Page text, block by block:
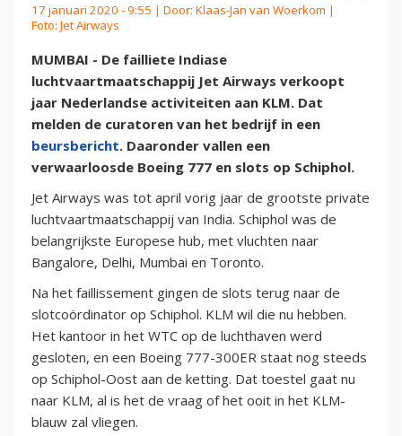
17 januari 2020 - 9:55 | Door: Klaas-Jan van Woerkom |
Foto: Jet Airways
MUMBAI - De failliete Indiase
luchtvaartmaatschappij Jet Airways verkoopt
jaar Nederlandse activiteiten aan KLM. Dat
melden de curatoren van het bedrijf in een
beursbericht. Daaronder vallen een
verwaarloosde Boeing 777 en slots op Schiphol.
Jet Airways was tot april vorig jaar de grootste private
luchtvaartmaatschappij van India. Schiphol was de
belangrijkste Europese hub, met vluchten naar
Bangalore, Delhi, Mumbai en Toronto.
Na het faillissement gingen de slots terug naar de
slotcoördinator op Schiphol. KLM wil die nu hebben.
Het kantoor in het WTC op de luchthaven werd
gesloten, en een Boeing 777-300ER staat nog steeds
op Schiphol-Oost aan de ketting. Dat toestel gaat nu
naar KLM, al is het de vraag of het ooit in het KLM-
blauw zal vliegen.